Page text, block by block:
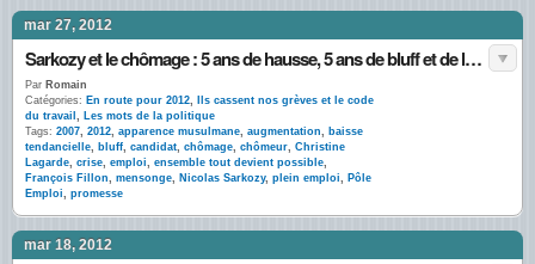
mar 27, 2012
Sarkozy et le chômage : 5 ans de hausse, 5 ans de bluff et de langue de bois
Par Romain
Catégories: En route pour 2012,
Ils cassent nos grèves et le code
du travail , Les mots de la politique
Tags: 2007, 2012, apparence musulmane, augmentation, baisse
tendancielle, bluff, candidat, chômage, chômeur, Christine
Lagarde, crise, emploi, ensemble tout devient possible,
François Fillon, mensonge, Nicolas Sarkozy, plein emploi, Pôle
Emploi, promesse
mar 18, 2012